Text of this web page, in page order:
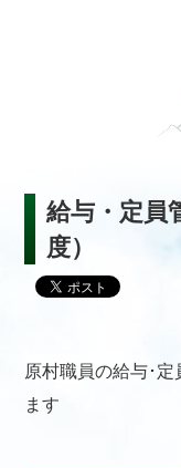
給与・定員
度）
原村職員の給与･
ます